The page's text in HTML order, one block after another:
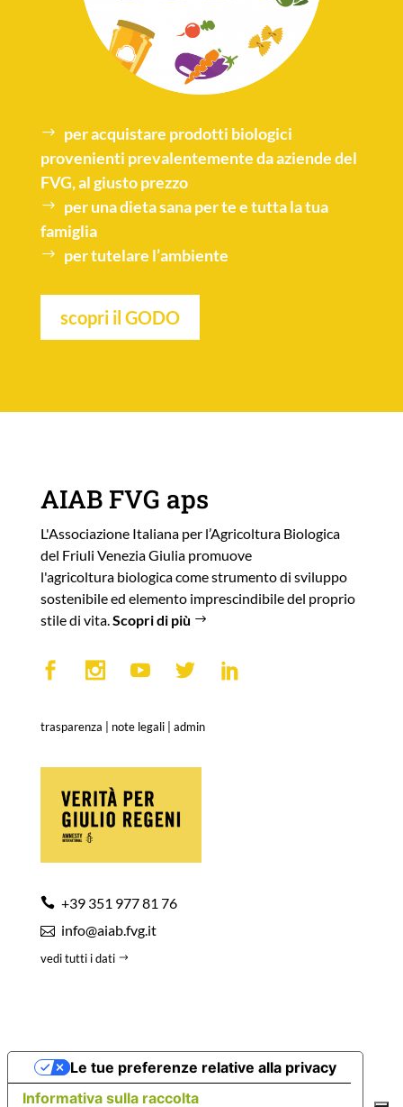
per acquistare prodotti biologici
provenienti prevalentemente da aziende del
FVG, al giusto prezzo
per unadieta sanaper te e tutta la tua
famiglia
per tutelare l’ambiente
scopri il GODO
AIAB FVG aps
L'Associazione Italiana per l’Agricoltura Biologica
del Friuli Venezia Giulia promuove
l'agricoltura biologica come strumento di sviluppo
sostenibile ed elemento imprescindibile del proprio
stile di vita. Scopri di più
trasparenza note legali| admin
+39 351 977 81 76
info@aiab.fvg.it
vedi tutti i dati
Informativa sulla raccolta
Le tue preferenze relative alla privacy